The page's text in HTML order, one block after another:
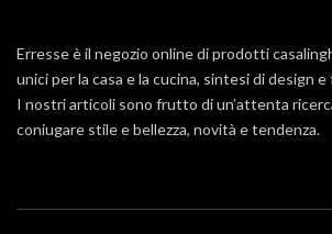
Erresse è il negozio online di prodotti
unici per la casa e la cucina, sintesi di design
I nostri articoli sono frutto di un’attenta
coniugare stile e bellezza, novità e tendenza.